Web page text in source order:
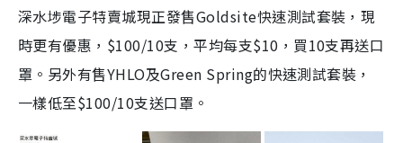
深水埗電子特賣城現正發售Goldsite快速測試套裝，現
時更有優惠，$100/10支，平均每支$10，買10支再送口
罩。另外有售YHLO及Green Spring的快速測試套裝，
一樣低至$100/10支送口罩。